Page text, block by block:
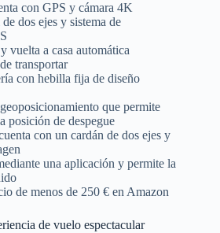
con GPS y cámara 4K
dos ejes y sistema de
vuelta a casa automática
transportar
con hebilla fija de diseño
que permite
posición de despegue
con un cardán de dos ejes y
una aplicación y permite la
de menos de 250 € en Amazon
de vuelo espectacular